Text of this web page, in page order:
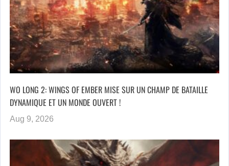
WO LONG 2: WINGS OF EMBER MISE SUR UN CHAMP DE BATAILLE
DYNAMIQUE ET UN MONDE OUVERT !
Aug 9, 2026